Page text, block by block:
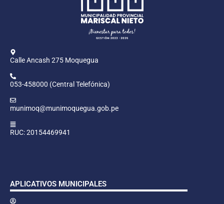
Calle Ancash 275 Moquegua
053-458000 (Central Telefónica)
munimoq@munimoquegua.gob.pe
RUC: 20154469941
APLICATIVOS MUNICIPALES